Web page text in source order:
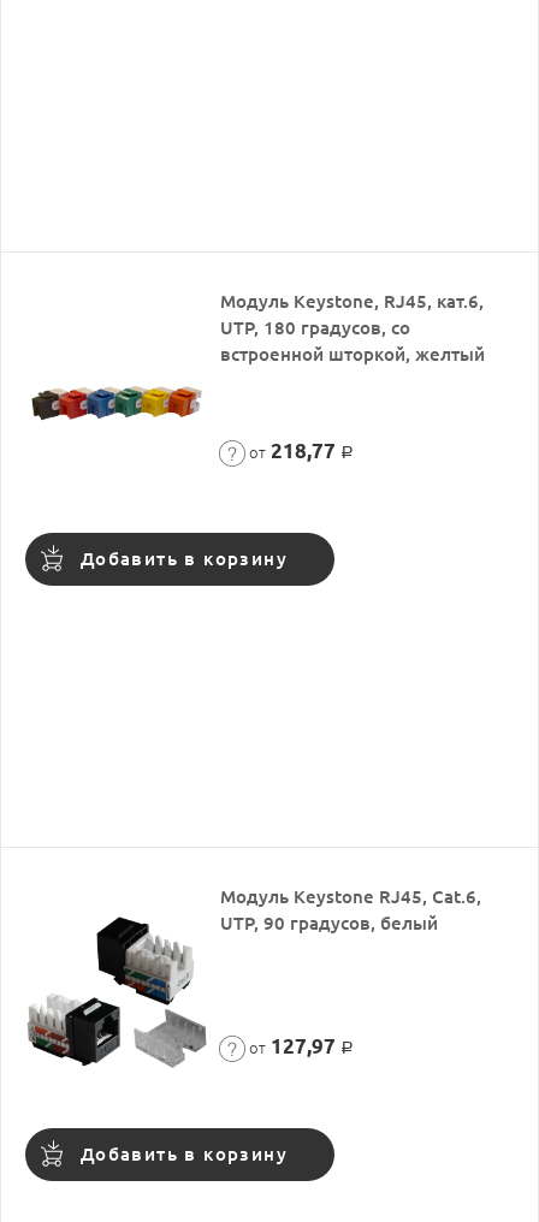
Модуль Keystone, RJ45, кат.6,
UTP, 180 градусов, со
встроенной шторкой, желтый
от 218,77 Р
Добавить в корзину
Модуль Keystone RJ45, Cat.6,
UTP, 90 градусов, белый
от 127,97 Р
Добавить в корзину